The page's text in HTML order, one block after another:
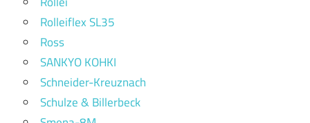
Rolleiflex SL35
Ross
SANKYO KOHKI
Schneider-Kreuznach
Schulze & Billerbeck